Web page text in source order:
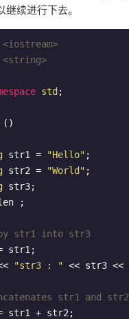
续进行下去。
<iostream>
<string>
std;
()
str1 = "Hello" ;
str2 = "World" ;
str3;
;
str1 into str3
"str3 : " << str3 <<
str1 and str2